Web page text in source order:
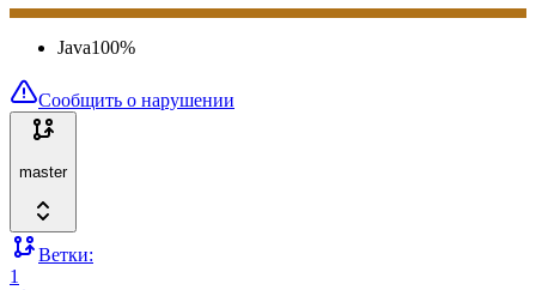
Java100%
Сообщить о нарушении
master
Ветки:
1